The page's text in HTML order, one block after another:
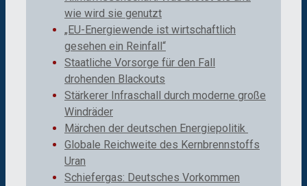
wie wird sie genutzt
„EU-Energiewende ist wirtschaftlich
gesehen ein Reinfall“
Staatliche Vorsorge für den Fall
drohenden Blackouts
Stärkerer Infraschall durch moderne große
Windräder
Märchen der deutschen Energiepolitik
Globale Reichweite des Kernbrennstoffs
Uran
Schiefergas: Deutsches Vorkommen